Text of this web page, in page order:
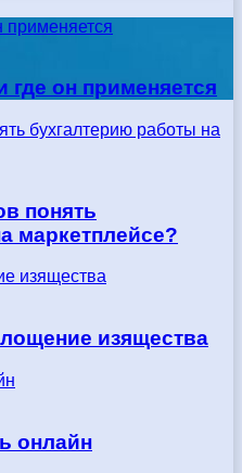
применяется
где он применяется
бухгалтерию работы на
понять
маркетплейсе?
изящества
изящества
онлайн